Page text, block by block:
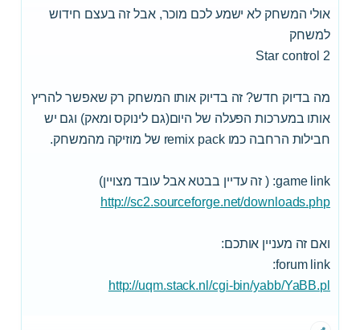
אולי המשחק לא ישמע לכם מוכר, אבל זה בעצם חידוש
למשחק
Star control 2
מה בדיוק חדש? זה בדיוק אותו המשחק רק שאפשר להריץ
אותו במערכות הפעלה של היום(גם לינוקס ומאק) וגם יש
חבילות הרחבה כמו remix pack של מוזיקה מהמשחק.
game link: ( זה עדיין בבטא אבל עובד מצויין)
http://sc2.sourceforge.net/downloads.php
ואם זה מעניין אותכם:
forum link:
http://uqm.stack.nl/cgi-bin/yabb/YaBB.pl